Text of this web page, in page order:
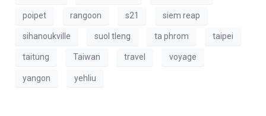
poipet rangoon s21 siem reap
sihanoukville suol tleng ta phrom taipei
taitung Taiwan travel voyage
yangon yehliu